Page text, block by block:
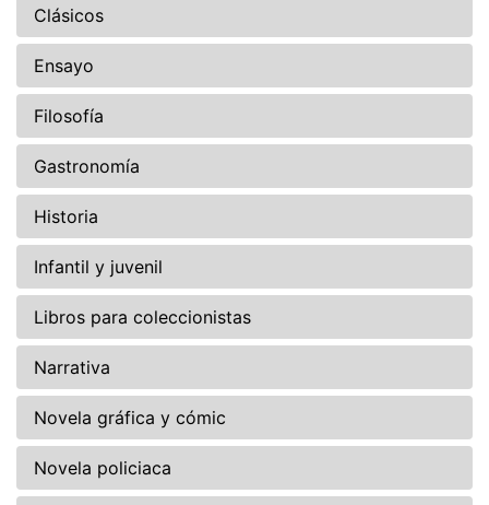
Clásicos
Ensayo
Filosofía
Gastronomía
Historia
Infantil y juvenil
Libros para coleccionistas
Narrativa
Novela gráfica y cómic
Novela policiaca